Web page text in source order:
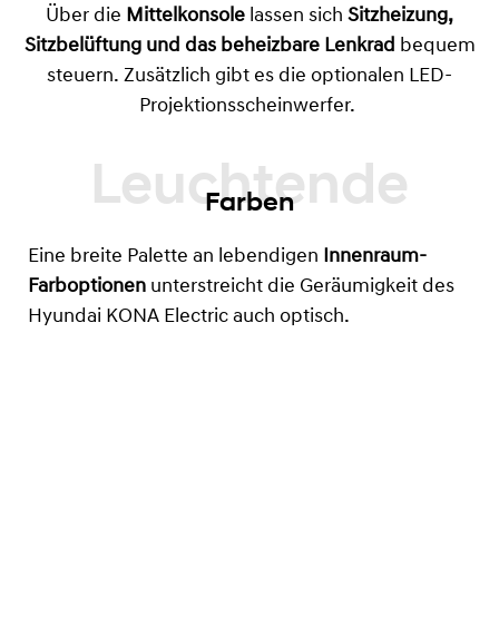
Über die Mittelkonsole lassen sich Sitzheizung,
Sitzbelüftung und das beheizbare Lenkrad bequem
steuern. Zusätzlich gibt es die optionalen LED-
Projektionsscheinwerfer.
Farben
Eine breite Palette an lebendigen Innenraum-
Farboptionen unterstreicht die Geräumigkeit des
Hyundai KONA Electric auch optisch.